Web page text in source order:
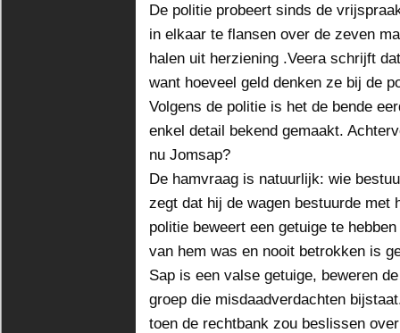
De politie probeert sinds de
in elkaar te flansen over de zeven
halen uit herziening .Veera schrijft
want hoeveel geld denken ze bij de
Volgens de politie is het de bende
enkel detail bekend gemaakt.
nu Jomsap?
De hamvraag is natuurlijk: wie
zegt dat hij de wagen bestuurde met
politie beweert een getuige te
van hem was en nooit betrokken is
Sap is een valse getuige, beweren
groep die misdaadverdachten
toen de rechtbank zou beslissen